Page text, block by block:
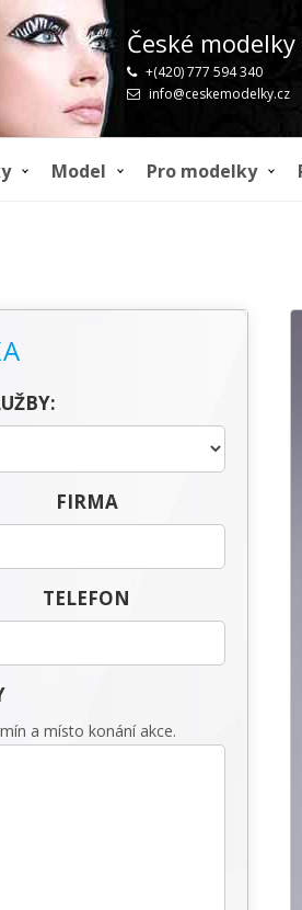
České
+(420) 777 594 340
info@ceskemodelky.cz
Model Pro modelky
FIRMA
TELEFON
a místo konání akce.